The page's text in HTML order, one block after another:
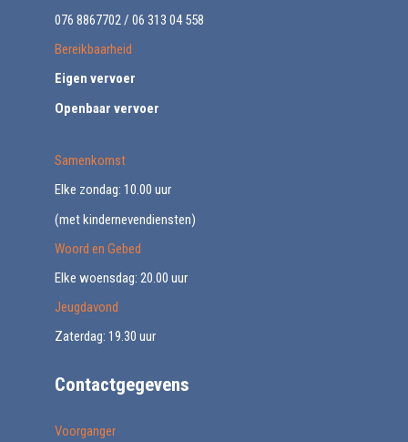
076 8867702 / 06 313 04 558
Bereikbaarheid
Eigen vervoer
Openbaar vervoer
Samenkomst
Elke zondag: 10.00 uur
(met kindernevendiensten)
Woord en Gebed
Elke woensdag: 20.00 uur
Jeugdavond
Zaterdag: 19.30 uur
Contactgegevens
Voorganger